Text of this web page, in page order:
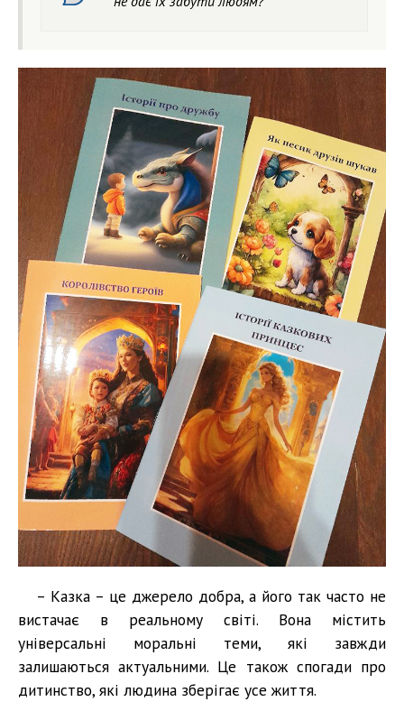
– Казка – це джерело добра, а його так часто не
вистачає в реальному світі. Вона містить
універсальні моральні теми, які завжди
залишаються актуальними. Це також спогади про
дитинство, які людина зберігає усе життя.